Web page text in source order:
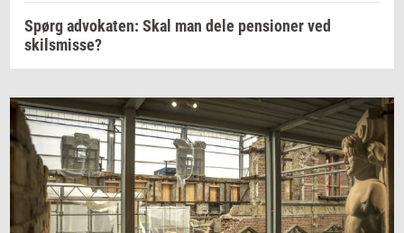
Spørg advokaten: Skal man dele pensioner ved
skilsmisse?